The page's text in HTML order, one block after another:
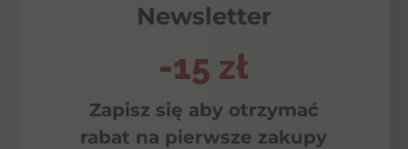
Newsletter
-15 zł
Zapisz się aby otrzymać
rabat na pierwsze zakupy